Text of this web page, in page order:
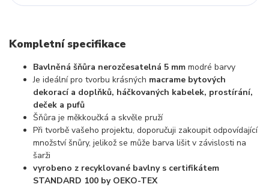
Kompletní specifikace
Bavlněná šňůra nerozčesatelná 5 mm modré barvy
Je ideální pro tvorbu krásných macrame bytových
dekorací a doplňků, háčkovaných kabelek, prostírání,
deček a pufů
Šňůra je měkkoučká a skvěle pruží
Při tvorbě vašeho projektu, doporučuji zakoupit odpovídající
množství šnůry, jelikož se může barva lišit v závislosti na
šarži
vyrobeno z recyklované bavlny s certifikátem
STANDARD 100 by OEKO-TEX